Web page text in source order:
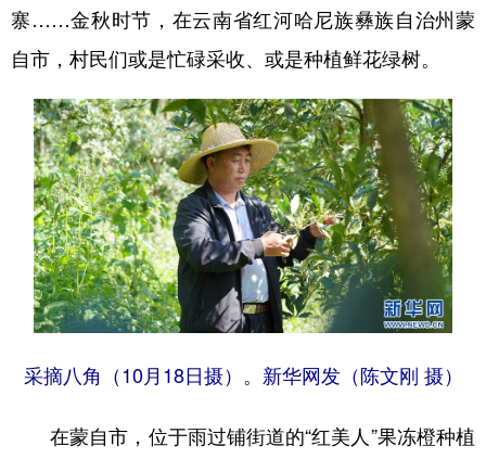
寨……金秋时节，在云南省红河哈尼族彝族自治州蒙
自市，村民们或是忙碌采收、或是种植鲜花绿树。
采摘八角（10月18日摄）。新华网发（陈文刚 摄）
在蒙自市，位于雨过铺街道的“红美人”果冻橙种植